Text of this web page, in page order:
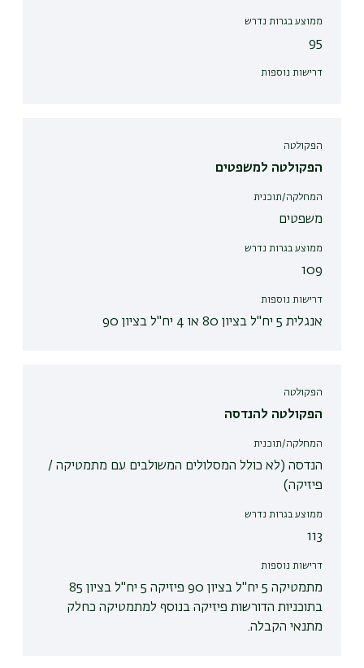
ממוצע בגרות נדרש
95
דרישות נוספות
הפקולטה
הפקולטה למשפטים
המחלקה/תוכנית
משפטים
ממוצע בגרות נדרש
109
דרישות נוספות
אנגלית 5 יח"ל בציון 80 או 4 יח"ל בציון 90
הפקולטה
הפקולטה להנדסה
המחלקה/תוכנית
הנדסה (לא כולל המסלולים המשולבים עם מתמטיקה /
פיזיקה)
ממוצע בגרות נדרש
113
דרישות נוספות
מתמטיקה 5 יח"ל בציון 90 פיזיקה 5 יח"ל בציון 85
בתוכניות הדורשות פיזיקה בנוסף למתמטיקה כחלק
מתנאי הקבלה.